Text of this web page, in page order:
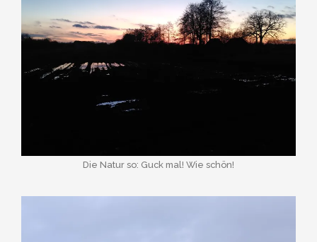
Die Natur so: Guck mal! Wie schön!